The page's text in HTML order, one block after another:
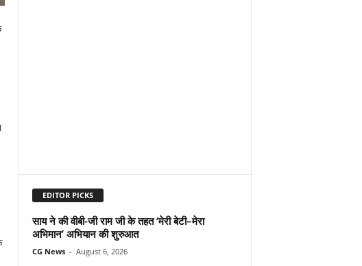
EDITOR PICKS
साय ने की वीबी-जी राम जी के तहत ‘मेरी बेटी–मेरा
अभिमान’ अभियान की शुरुआत
CG News - August 6, 2026